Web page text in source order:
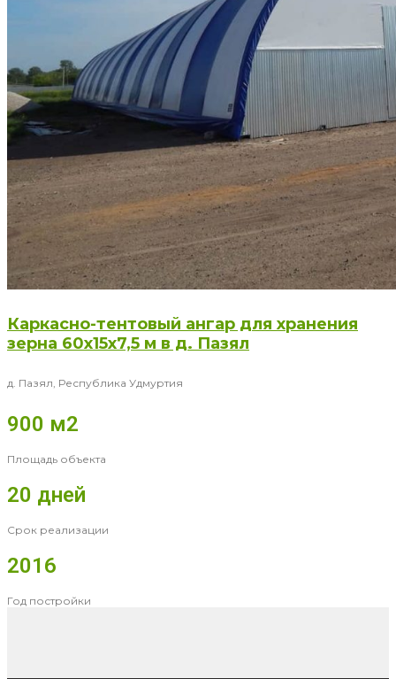
Каркасно-тентовый ангар для хранения
зерна 60x15x7,5 м в д. Пазял
д. Пазял, Республика Удмуртия
900 м2
Площадь объекта
20 дней
Срок реализации
2016
Год постройки